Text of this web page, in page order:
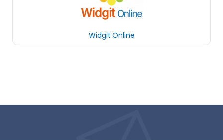
Widgit Online